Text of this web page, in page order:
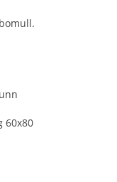
60x80